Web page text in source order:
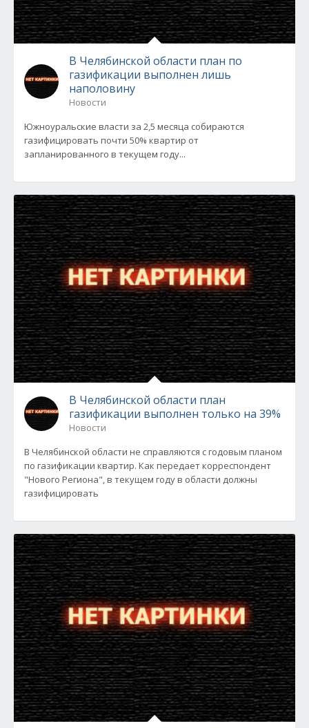
В Челябинской области план по
газификации выполнен лишь
наполовину
Новости
Южноуральские власти за 2,5 месяца собираются
газифицировать почти 50% квартир от
запланированного в текущем году...
В Челябинской области план
газификации выполнен только на 39%
Новости
В Челябинской области не справляются с годовым планом
по газификации квартир. Как передает корреспондент
"Нового Региона", в текущем году в области должны
газифицировать